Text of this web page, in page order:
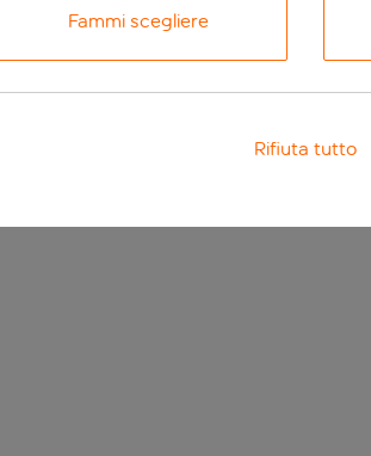
Fammi scegliere
Rifiuta tutto